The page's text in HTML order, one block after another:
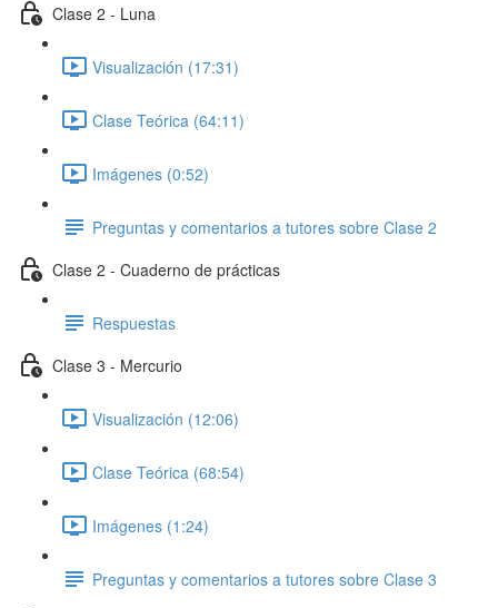
Clase 2 - Luna
Visualización (17:31)
Clase Teórica (64:11)
Imágenes (0:52)
Preguntas y comentarios a tutores sobre Clase 2
Clase 2 - Cuaderno de prácticas
Respuestas
Clase 3 - Mercurio
Visualización (12:06)
Clase Teórica (68:54)
Imágenes (1:24)
Preguntas y comentarios a tutores sobre Clase 3